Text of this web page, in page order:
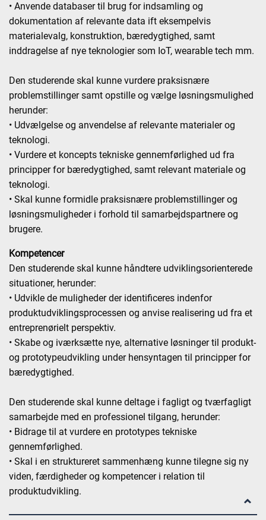
• Anvende databaser til brug for indsamling og
dokumentation af relevante data ift eksempelvis
materialevalg, konstruktion, bæredygtighed, samt
inddragelse af nye teknologier som IoT, wearable tech mm.
Den studerende skal kunne vurdere praksisnære
problemstillinger samt opstille og vælge løsningsmulighed
herunder:
• Udvælgelse og anvendelse af relevante materialer og
teknologi.
• Vurdere et koncepts tekniske gennemførlighed ud fra
principper for bæredygtighed, samt relevant materiale og
teknologi.
• Skal kunne formidle praksisnære problemstillinger og
løsningsmuligheder i forhold til samarbejdspartnere og
brugere.
Kompetencer
Den studerende skal kunne håndtere udviklingsorienterede
situationer, herunder:
• Udvikle de muligheder der identificeres indenfor
produktudviklingsprocessen og anvise realisering ud fra et
entreprenørielt perspektiv.
• Skabe og iværksætte nye, alternative løsninger til produkt-
og prototypeudvikling under hensyntagen til principper for
bæredygtighed.
Den studerende skal kunne deltage i fagligt og tværfagligt
samarbejde med en professionel tilgang, herunder:
• Bidrage til at vurdere en prototypes tekniske
gennemførlighed.
• Skal i en struktureret sammenhæng kunne tilegne sig ny
viden, færdigheder og kompetencer i relation til
produktudvikling.